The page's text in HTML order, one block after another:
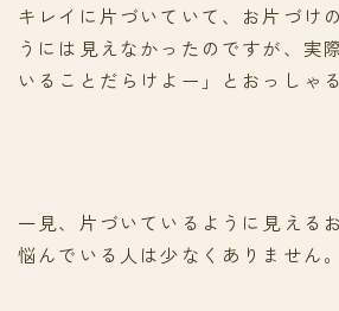
キレイに片づいていて、お片づけ
うには見えなかったのですが、実
いることだらけよー」とおっしゃ
一見、片づいているように見える
悩んでいる人は少なくありません。